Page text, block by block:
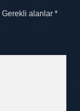
Gerekli alanlar *